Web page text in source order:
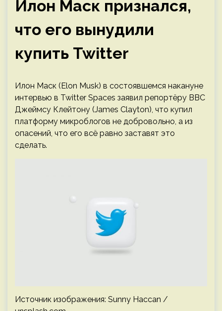
Илон Маск признался,
что его вынудили
купить Twitter
Илон Маск (Elon Musk) в состоявшемся накануне
интервью в Twitter Spaces заявил репортёру BBC
Джеймсу Клейтону (James Clayton), что купил
платформу микроблогов не добровольно, а из
опасений, что его всё равно заставят это
сделать.
Источник изображения: Sunny Haccan /